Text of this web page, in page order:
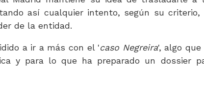
así cualquier intento, según su criterio,
de la entidad.
a ir a más con el 'caso Negreira', algo que
y para lo que ha preparado un dossier